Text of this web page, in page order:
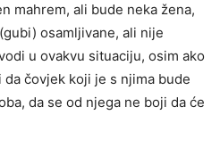
mahrem, ali bude neka žena,
osamljivane, ali nije
u ovakvu situaciju, osim ako
čovjek koji je s njima bude
da se od njega ne boji da će